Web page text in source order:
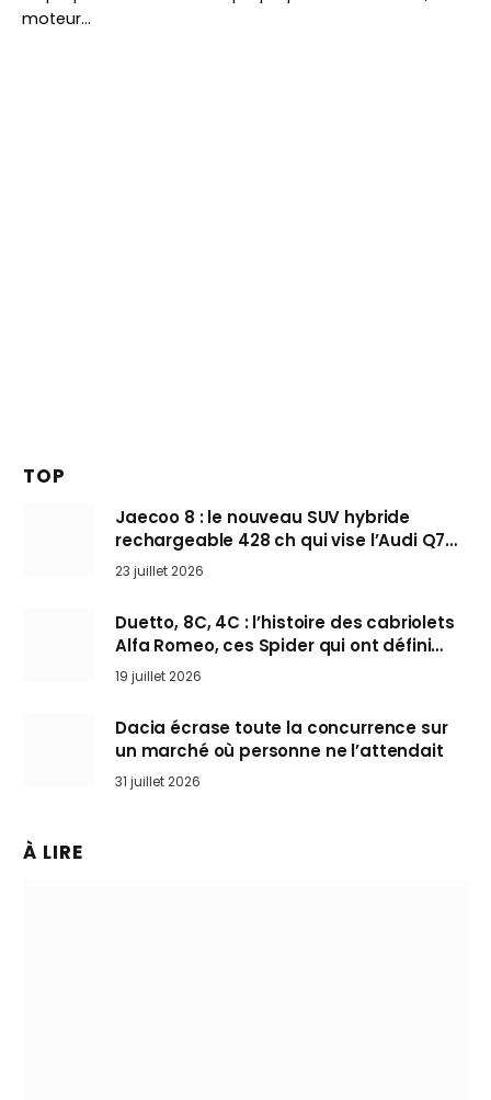
moteur…
TOP
Jaecoo 8 : le nouveau SUV hybride
rechargeable 428 ch qui vise l’Audi Q7
arrive en Europe cet automne
23 juillet 2026
Duetto, 8C, 4C : l’histoire des cabriolets
Alfa Romeo, ces Spider qui ont défini
l’art de rouler cheveux au vent
19 juillet 2026
Dacia écrase toute la concurrence sur
un marché où personne ne l’attendait
31 juillet 2026
À LIRE